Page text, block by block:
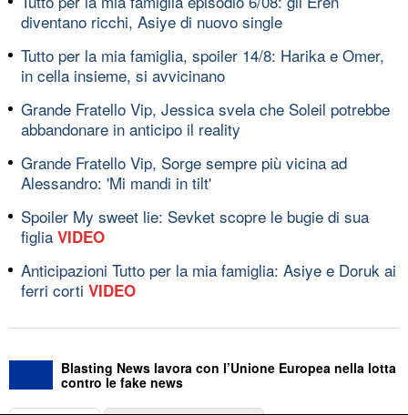
diventano ricchi, Asiye di nuovo single
Tutto per la mia famiglia, spoiler 14/8: Harika e Omer,
in cella insieme, si avvicinano
Grande Fratello Vip, Jessica svela che Soleil potrebbe
abbandonare in anticipo il reality
Grande Fratello Vip, Sorge sempre più vicina ad
Alessandro: 'Mi mandi in tilt'
Spoiler My sweet lie: Sevket scopre le bugie di sua
figlia VIDEO
Anticipazioni Tutto per la mia famiglia: Asiye e Doruk ai
ferri corti VIDEO
Blasting News lavora con l’Unione Europea nella lotta
contro le fake news